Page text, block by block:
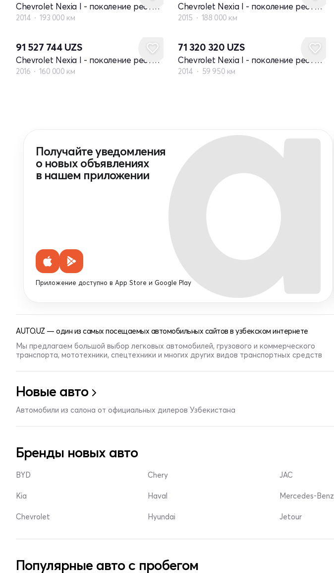
Chevrolet Nexia I - поколение рестайлинг
2014 193 000 км
Chevrolet Nexia I - поколение рестайлинг
2015 188 000 км
91 527 744 UZS
Chevrolet Nexia I - поколение рестайлинг
2016 160 000 км
71 320 320 UZS
Chevrolet Nexia I - поколение рестайлинг
2014 59 950 км
Получайте уведомления
о новых объявлениях
в нашем приложении
Приложение доступно в App Store и Google Play
AUTO.UZ — один из самых посещаемых автомобильных сайтов в узбекском интернете
Мы предлагаем большой выбор легковых автомобилей, грузового и коммерческого
транспорта, мототехники, спецтехники и многих других видов транспортных средств
Новые авто
Автомобили из салона от официальных дилеров Узбекистана
Бренды новых авто
BYD
Kia
Chevrolet
Chery
Haval
Hyundai
JAC
Mercedes-Benz
Jetour
Популярные авто с пробегом